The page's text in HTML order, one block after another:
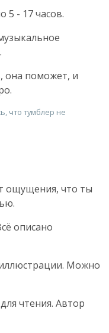
5 - 17 часов.
она поможет, и
что тумблер не
ощущения, что ты
описано
Можно
чтения. Автор